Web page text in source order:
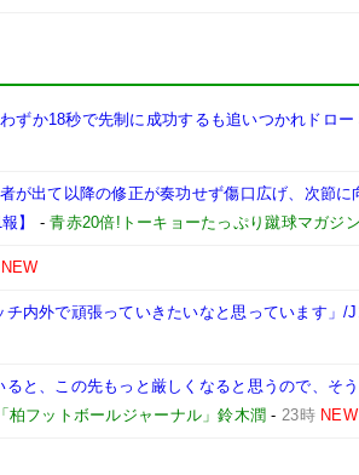
ずか18秒で先制に成功するも追いつかれドロ
が出て以降の修正が奏功せず傷口広げ、次節
】
-青赤20倍!トーキョーたっぷり蹴球マガジン
NEW
内外で頑張っていきたいなと思っています」/
と、この先もっと厳しくなると思うので、そ
「柏フットボールジャーナル」鈴木潤 - 23時 NEW